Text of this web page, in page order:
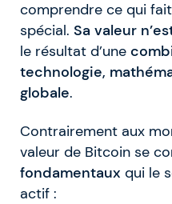
comprendre ce qui
spécial. Sa valeur
le résultat d’une
technologie,
globale.
Contrairement aux
valeur de Bitcoin se
fondamentaux qui le
actif :